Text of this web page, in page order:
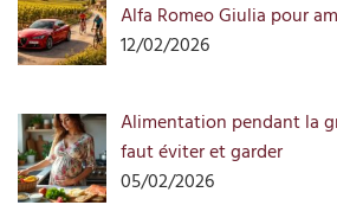
Alfa Romeo Giulia pour
12/02/2026
Alimentation pendant la
faut éviter et garder
05/02/2026